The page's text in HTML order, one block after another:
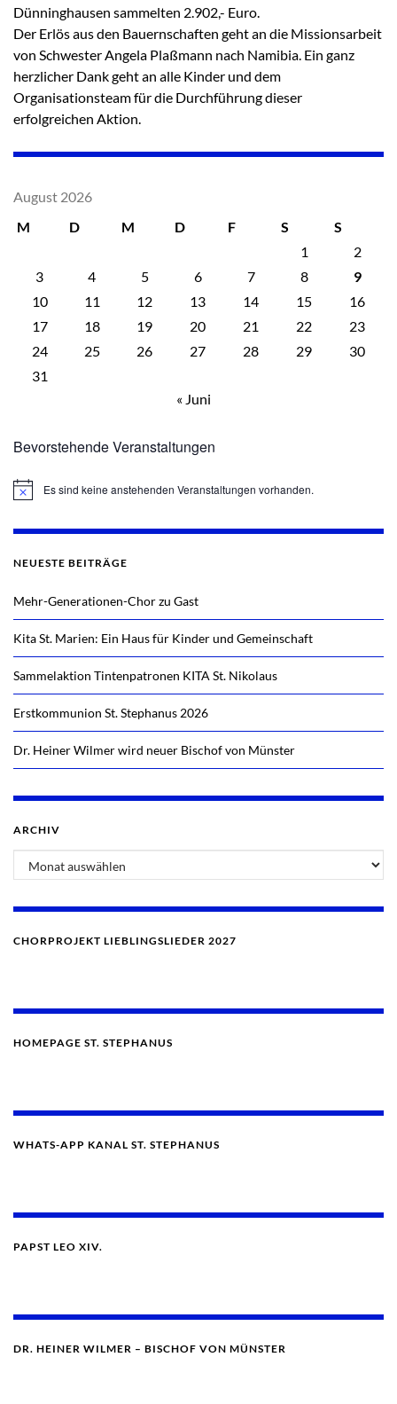
Dünninghausen sammelten 2.902,- Euro.
Der Erlös aus den Bauernschaften geht an die Missionsarbeit
von Schwester Angela Plaßmann nach Namibia. Ein ganz
herzlicher Dank geht an alle Kinder und dem
Organisationsteam für die Durchführung dieser
erfolgreichen Aktion.
August 2026
M
D M D F S
S
1
2
3
4 5 6 7 8
9
10
11 12 13 14 15
16
17
18 19 20 21 22
23
24
25 26 27 28 29
30
31
« Juni
Bevorstehende Veranstaltungen
HinweisEs sind keine anstehenden Veranstaltungen vorhanden.
NEUESTE BEITRÄGE
Mehr-Generationen-Chor zu Gast
Kita St. Marien: Ein Haus für Kinder und Gemeinschaft
Sammelaktion Tintenpatronen KITA St. Nikolaus
Erstkommunion St. Stephanus 2026
Dr. Heiner Wilmer wird neuer Bischof von Münster
ARCHIV
Archiv
CHORPROJEKT LIEBLINGSLIEDER 2027
HOMEPAGE ST. STEPHANUS
WHATS-APP KANAL ST. STEPHANUS
PAPST LEO XIV.
DR. HEINER WILMER – BISCHOF VON MÜNSTER